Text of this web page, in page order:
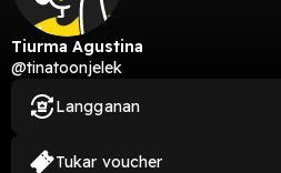
Tiurma Agustina
@tinatoonjelek
Langganan
Tukar voucher